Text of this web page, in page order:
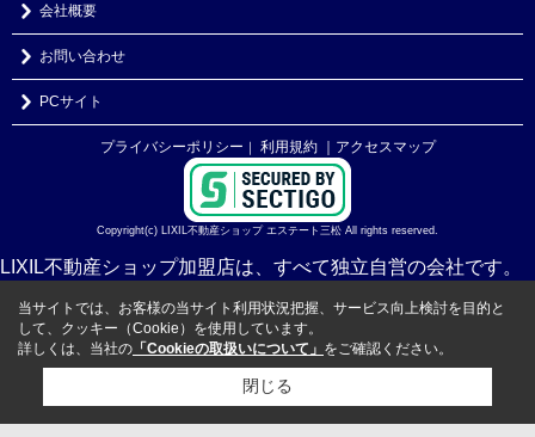
会社概要
お問い合わせ
PCサイト
プライバシーポリシー ｜ 利用規約 ｜アクセスマップ
Copyright(c) LIXIL不動産ショップ エステート三松 All rights reserved.
LIXIL不動産ショップ加盟店は、すべて独立自営の会社です。
当サイトでは、お客様の当サイト利用状況把握、サービス向上検討を目的と
して、クッキー（Cookie）を使用しています。
詳しくは、当社の 「Cookieの取扱いについて」 をご確認ください。
閉じる